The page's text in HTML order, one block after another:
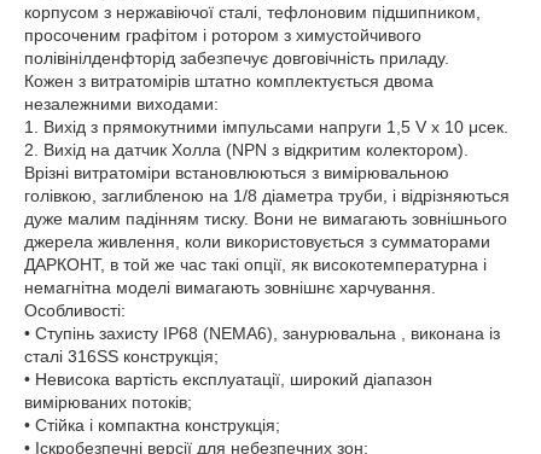
корпусом з нержавіючої сталі, тефлоновим підшипником,
просоченим графітом і ротором з химустойчивого
полівінілденфторід забезпечує довговічність приладу.
Кожен з витратомірів штатно комплектується двома
незалежними виходами:
1. Вихід з прямокутними імпульсами напруги 1,5 V х 10 μсек.
2. Вихід на датчик Холла (NPN з відкритим колектором).
Врізні витратоміри встановлюються з вимірювальною
голівкою, заглибленою на 1/8 діаметра труби, і відрізняються
дуже малим падінням тиску. Вони не вимагають зовнішнього
джерела живлення, коли використовується з сумматорами
ДАРКОНТ, в той же час такі опції, як високотемпературна і
немагнітна моделі вимагають зовнішнє харчування.
Особливості:
• Ступінь захисту IP68 (NEMA6), занурювальна , виконана із
сталі 316SS конструкція;
• Невисока вартість експлуатації, широкий діапазон
вимірюваних потоків;
• Стійка і компактна конструкція;
• Іскробезпечні версії для небезпечних зон;